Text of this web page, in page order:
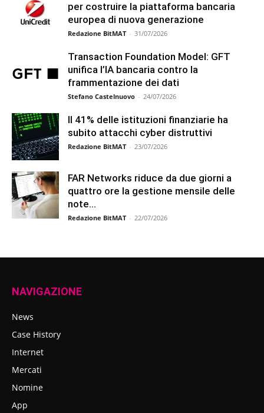
per costruire la piattaforma bancaria
europea di nuova generazione
Redazione BitMAT - 31/07/2026
Transaction Foundation Model: GFT
unifica l’IA bancaria contro la
frammentazione dei dati
Stefano Castelnuovo - 24/07/2026
Il 41% delle istituzioni finanziarie ha
subito attacchi cyber distruttivi
Redazione BitMAT - 23/07/2026
FAR Networks riduce da due giorni a
quattro ore la gestione mensile delle
note...
Redazione BitMAT - 22/07/2026
NAVIGAZIONE
News
Case History
Internet
Mercati
Nomine
App